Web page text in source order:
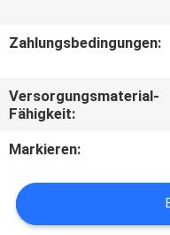
UNS
NACHRICHTEN
FÄLLE
Zahlungsbedingungen:
Versorgungsmaterial-
Fähigkeit:
Markieren: